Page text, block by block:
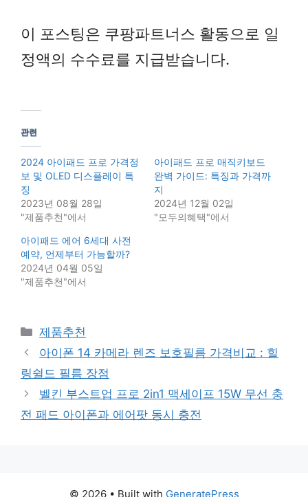
이 포스팅은 쿠팡파트너스 활동으로 일
정액의 수수료를 지급받습니다.
관련
2024 아이패드 프로 가격정
보 및 OLED 디스플레이 특
징
2023년 08월 28일
"제품추천"에서
아이패드 프로 매직키보드
완벽 가이드: 특징과 가격까
지
2024년 12월 02일
"모두의혜택"에서
아이패드 에어 6세대 사전
예약, 언제부터 가능할까?
2024년 04월 05일
"제품추천"에서
Categories
제품추천
아이폰 14 카메라 렌즈 보호필름 가격비교 : 힐
링쉴드 필름 장점
벨킨 부스트업 프로 2in1 맥세이프 15W 무선 충
전 패드 아이폰과 에어팟 동시 충전
© 2026 • Built with GeneratePress